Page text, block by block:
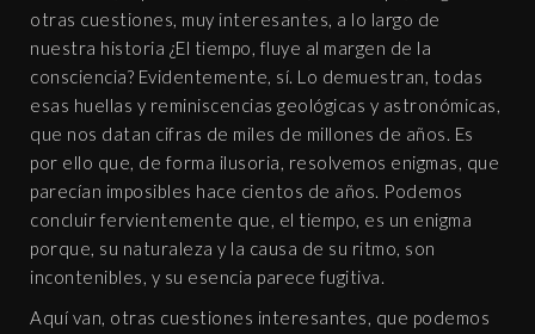
otras cuestiones, muy interesantes, a lo largo de
nuestra historia ¿El tiempo, fluye al margen de la
consciencia? Evidentemente, sí. Lo demuestran, todas
esas huellas y reminiscencias geológicas y astronómicas,
que nos datan cifras de miles de millones de años. Es
por ello que, de forma ilusoria, resolvemos enigmas, que
parecían imposibles hace cientos de años. Podemos
concluir fervientemente que, el tiempo, es un enigma
porque, su naturaleza y la causa de su ritmo, son
incontenibles, y su esencia parece fugitiva.
Aquí van, otras cuestiones interesantes, que podemos